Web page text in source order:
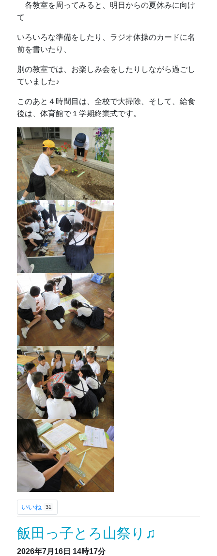
各教室を周ってみると、明日からの夏休みに向け
て
いろいろな準備をしたり、ラジオ体操のカードに名
前を書いたり、
別の教室では、お楽しみ会をしたりしながら過ごし
ていました♪
このあと４時間目は、全校で大掃除、そして、給食
後は、体育館で１学期終業式です。
いいね 31
飯田っ子とろ山祭り♫
2026年7月16日 14時17分